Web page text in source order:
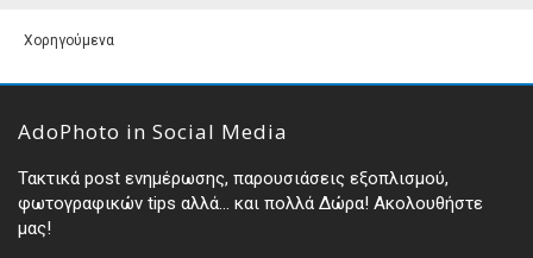
Χορηγούμενα
AdoPhoto in Social Media
Τακτικά post ενημέρωσης, παρουσιάσεις εξοπλισμού,
φωτογραφικών tips αλλά... και πολλά Δώρα! Ακολουθήστε
μας!